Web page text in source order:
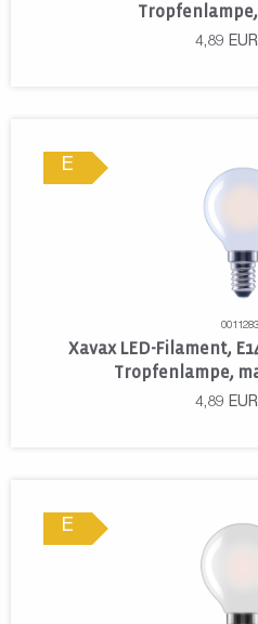
4,89 EUR
E
Xavax LED-Filament,
Tropfenlampe,
4,89 EUR
E